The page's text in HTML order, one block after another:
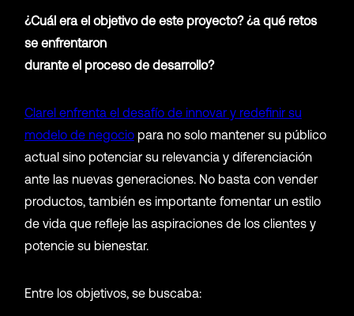
¿Cuál era el objetivo de este proyecto? ¿a qué retos
se enfrentaron
durante el proceso de desarrollo?
Clarel enfrenta el desafío de innovar y redefinir su
modelo de negociopara no solo mantener su público
actual sino potenciar su relevancia y diferenciación
ante las nuevas generaciones. No basta con vender
productos, también es importante fomentar un estilo
de vida que refleje las aspiraciones de los clientes y
potencie su bienestar.
Entre los objetivos, se buscaba: